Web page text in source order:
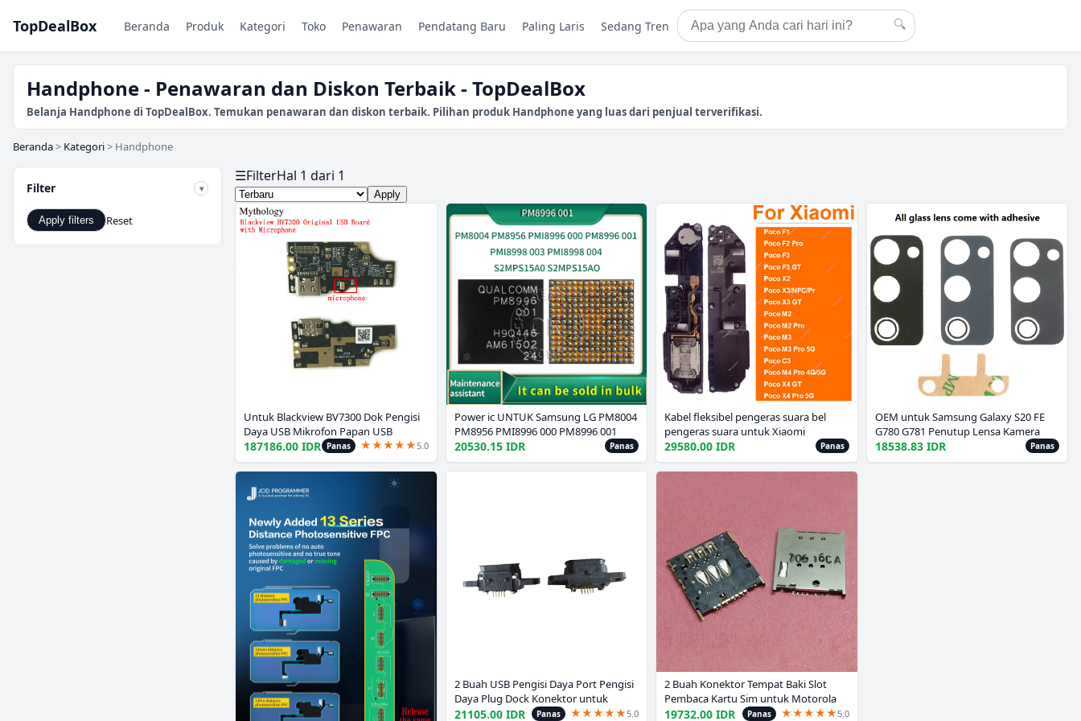
TopDealBox Beranda Produk Kategori Toko Penawaran Pendatang Baru Paling Laris Sedang Tren 🔍
Handphone - Penawaran dan Diskon Terbaik - TopDealBox
Belanja Handphone di TopDealBox. Temukan penawaran dan diskon terbaik. Pilihan produk Handphone yang luas dari penjual terverifikasi.
Beranda> Kategori> Handphone
Filter
Apply filters Reset
☰FilterHal 1 dari 1
Apply
Untuk Blackview BV7300 Dok Pengisi
Daya USB Mikrofon Papan USB
Aksesori Asli Ponsel
187186.00 IDR Panas ★★★★★5.0
Power ic UNTUK Samsung LG PM8004
PM8956 PMI8996 000 PM8996 001
PMI8998 003 PMI8998 004 Chipset
Chipset BGA Chipset
20530.15 IDR Panas
Kabel fleksibel pengeras suara bel
pengeras suara untuk Xiaomi
Pocophone Poco F1 F2 F3 X2 X3 NFC
X4 GT M2 M4 Pro 4G 5G C3 bagian
29580.00 IDR Panas
OEM untuk Samsung Galaxy S20 FE
G780 G781 Penutup Lensa Kamera
Belakang dengan Stiker Perekat
Hitam Abu-abu Biru
18538.83 IDR Panas
2 Buah USB Pengisi Daya Port Pengisi
Daya Plug Dock Konektor untuk
Alcatel One Touch Go Play OT7048
21105.00 IDR Panas ★★★★★5.0
2 Buah Konektor Tempat Baki Slot
Pembaca Kartu Sim untuk Motorola
MOTO G XT1028 XT1035 XT1034
19732.00 IDR Panas ★★★★★5.0